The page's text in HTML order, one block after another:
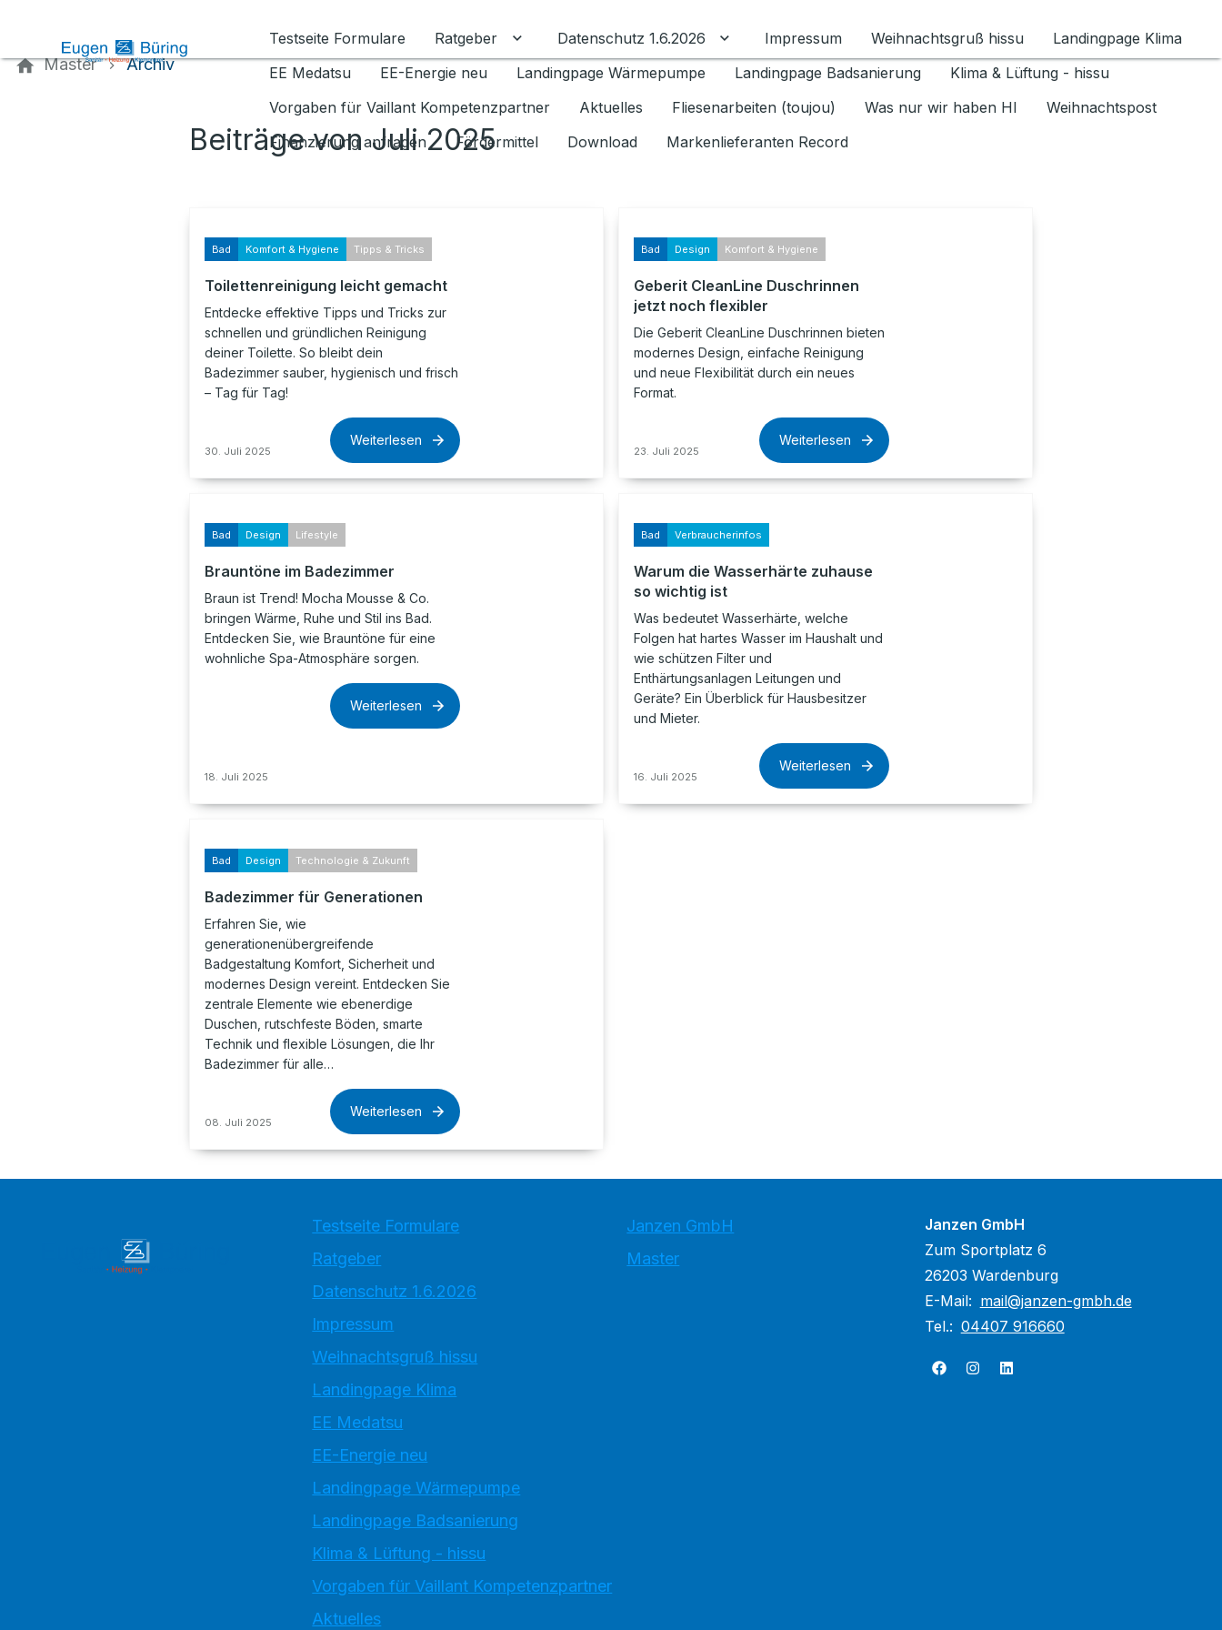
Testseite Formulare
Ratgeber Untermenü für Ratgeber umschalten
Datenschutz 1.6.2026 Untermenü für Datenschutz 1.6.2026 umschalten
Impressum Weihnachtsgruß hissu
Landingpage Klima
EE Medatsu
EE-Energie neu Landingpage Wärmepumpe Landingpage Badsanierung
Klima & Lüftung - hissu
Vorgaben für Vaillant Kompetenzpartner
Aktuelles Fliesenarbeiten (toujou) Was nur wir haben HI
Weihnachtspost
Finanzierung anfragen
Fördermittel Download Markenlieferanten Record
Master Archiv
Beiträge von Juli 2025
Bad Komfort & Hygiene Tipps & Tricks
Toilettenreinigung leicht gemacht
Entdecke effektive Tipps und Tricks zur
schnellen und gründlichen Reinigung
deiner Toilette. So bleibt dein
Badezimmer sauber, hygienisch und frisch
– Tag für Tag!
30. Juli 2025
Weiterlesen
Bad Design Komfort & Hygiene
Geberit CleanLine Duschrinnen
jetzt noch flexibler
Die Geberit CleanLine Duschrinnen bieten
modernes Design, einfache Reinigung
und neue Flexibilität durch ein neues
Format.
23. Juli 2025
Weiterlesen
Bad Design Lifestyle
Brauntöne im Badezimmer
Braun ist Trend! Mocha Mousse & Co.
bringen Wärme, Ruhe und Stil ins Bad.
Entdecken Sie, wie Brauntöne für eine
wohnliche Spa-Atmosphäre sorgen.
18. Juli 2025
Weiterlesen
Bad Verbraucherinfos
Warum die Wasserhärte zuhause
so wichtig ist
Was bedeutet Wasserhärte, welche
Folgen hat hartes Wasser im Haushalt und
wie schützen Filter und
Enthärtungsanlagen Leitungen und
Geräte? Ein Überblick für Hausbesitzer
und Mieter.
16. Juli 2025
Weiterlesen
Bad Design Technologie & Zukunft
Badezimmer für Generationen
Erfahren Sie, wie
generationenübergreifende
Badgestaltung Komfort, Sicherheit und
modernes Design vereint. Entdecken Sie
zentrale Elemente wie ebenerdige
Duschen, rutschfeste Böden, smarte
Technik und flexible Lösungen, die Ihr
Badezimmer für alle…
08. Juli 2025
Weiterlesen
Testseite Formulare
Ratgeber
Datenschutz 1.6.2026
Impressum
Weihnachtsgruß hissu
Landingpage Klima
EE Medatsu
EE-Energie neu
Landingpage Wärmepumpe
Landingpage Badsanierung
Klima & Lüftung - hissu
Vorgaben für Vaillant Kompetenzpartner
Aktuelles
Janzen GmbH
Master
Janzen GmbH
Zum Sportplatz 6
26203 Wardenburg
E-Mail: mail@janzen-gmbh.de
Tel.: 04407 916660